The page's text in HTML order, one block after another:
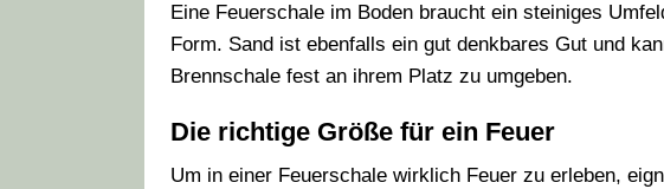
Eine Feuerschale im Boden braucht ein steiniges
Form. Sand ist ebenfalls ein gut denkbares Gut und
Brennschale fest an ihrem Platz zu umgeben.
Die richtige Größe für ein Feuer
Um in einer Feuerschale wirklich Feuer zu erleben,